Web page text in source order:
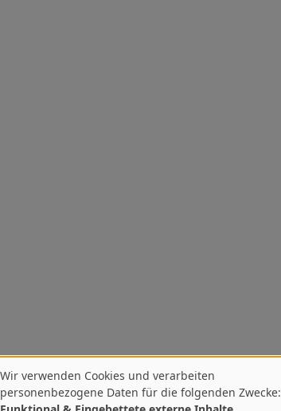
Verwendung
Wir verwenden Cookies und verarbeiten
personenbezogene Daten für die folgenden Zwecke: